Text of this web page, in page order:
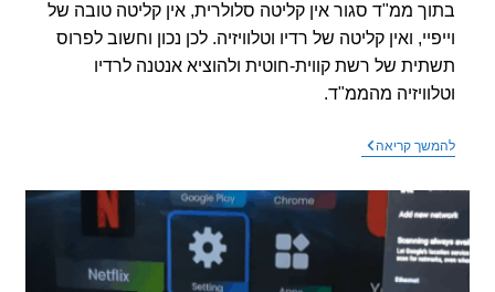
ממ"ד סגור אין קליטה סלולרית, אין קליטה טובה של
ואין קליטה של רדיו וטלוויזיה. לכן נכון וחשוב לפרוס
של רשת קווית-חוטית ולהוציא אנטנה לרדיו
מהממ"ד.
קריאהשימוש
בממ"ד